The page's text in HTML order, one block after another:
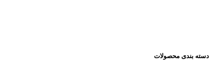
دسته بندی محصولات